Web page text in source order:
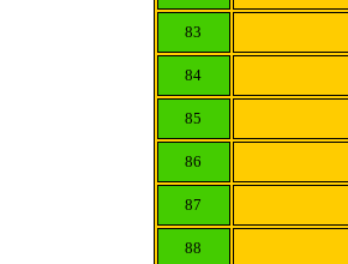
83
84
85
86
87
88